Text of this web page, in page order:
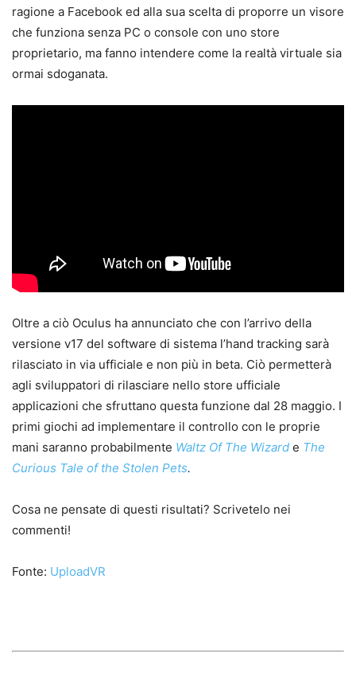
ragione a Facebook ed alla sua scelta di proporre un visore
che funziona senza PC o console con uno store
proprietario, ma fanno intendere come la realtà virtuale sia
ormai sdoganata.
Oltre a ciò Oculus ha annunciato che con l’arrivo della
versione v17 del software di sistema l’hand tracking sarà
rilasciato in via ufficiale e non più in beta. Ciò permetterà
agli sviluppatori di rilasciare nello store ufficiale
applicazioni che sfruttano questa funzione dal 28 maggio. I
primi giochi ad implementare il controllo con le proprie
mani saranno probabilmente Waltz Of The Wizard e The
Curious Tale of the Stolen Pets.
Cosa ne pensate di questi risultati? Scrivetelo nei
commenti!
Fonte: UploadVR